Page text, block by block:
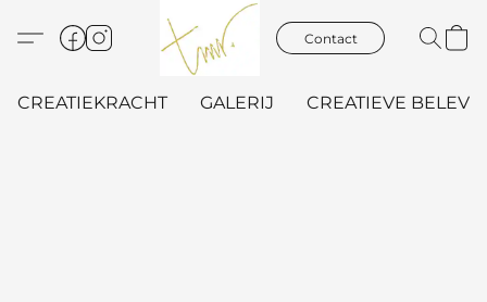
Contact
CREATIEKRACHT GALERIJ CREATIEVE